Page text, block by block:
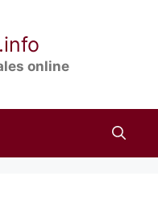
online